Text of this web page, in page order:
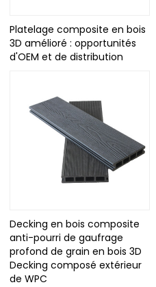
Platelage composite en bois
3D amélioré : opportunités
d'OEM et de distribution
Decking en bois composite
anti-pourri de gaufrage
profond de grain en bois 3D
Decking composé extérieur
de WPC